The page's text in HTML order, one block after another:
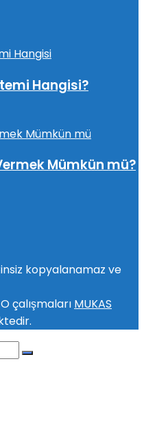
Hangisi?
Mümkün mü?
kopyalanamaz ve
çalışmaları MUKAS